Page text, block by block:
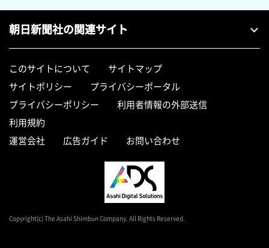
朝日新聞社の関連サイト
このサイトについて
サイトマップ
サイトポリシー
プライバシーポータル
プライバシーポリシー
利用者情報の外部送信
利用規約
運営会社
広告ガイド お問い合わせ
Copyright(c) The Asahi Shimbun Company. All Rights Reserved.